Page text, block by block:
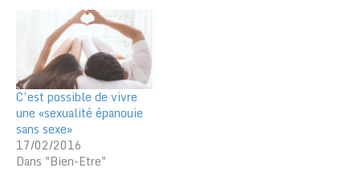
C’est possible de vivre
une «sexualité épanouie
sans sexe»
17/02/2016
Dans "Bien-Etre"